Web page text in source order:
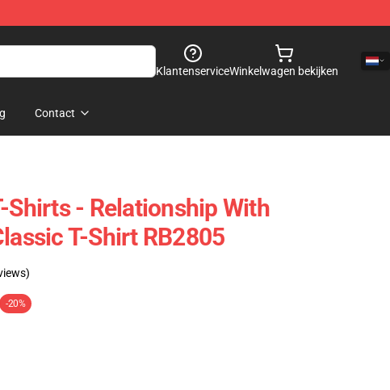
KlantenserviceWinkelwagen bekijken
Contact
Shirts - Relationship With
T-Shirt RB2805
-20%